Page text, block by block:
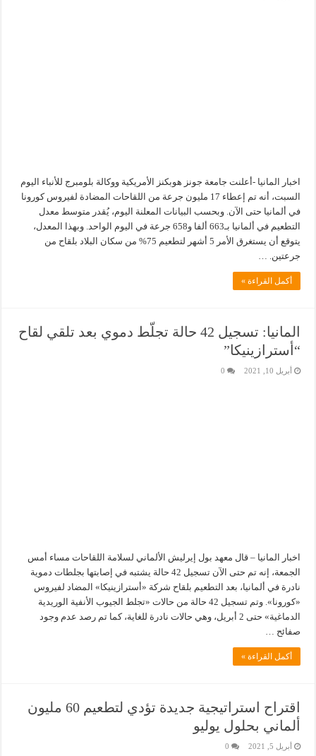
اخبار المانيا -أعلنت جامعة جونز هوبكنز الأمريكية ووكالة بلومبرج للأنباء اليوم
السبت، أنه تم إعطاء 17 مليون جرعة من اللقاحات المضادة لفيروس كورونا
في ألمانيا حتى الآن. وبحسب البيانات المعلنة اليوم، يُقدر متوسط معدل
التطعيم في ألمانيا بـ663 ألفا و658 جرعة في اليوم الواحد. وبهذا المعدل،
يتوقع أن يستغرق الأمر 5 أشهر لتطعيم 75% من سكان البلاد بلقاح من
جرعتين. …
أكمل القراءة »
المانيا: تسجيل 42 حالة تجلّط دموي بعد تلقي لقاح
“أسترازينيكا”
أبريل 10, 2021 0
اخبار المانيا – قال معهد بول إيرليش الألماني لسلامة اللقاحات مساء أمس
الجمعة، إنه تم حتى الآن تسجيل 42 حالة يشتبه في إصابتها بجلطات دموية
نادرة في ألمانيا، بعد التطعيم بلقاح شركة «أسترازينيكا» المضاد لفيروس
«كورونا». وتم تسجيل 42 حالة من حالات «تجلط الجيوب الأنفية الوريدية
الدماغية» حتى 2 أبريل، وهي حالات نادرة للغاية، كما تم رصد عدم وجود
صفائح …
أكمل القراءة »
اقتراح استراتيجية جديدة تؤدي لتطعيم 60 مليون
ألماني بحلول يوليو
أبريل 5, 2021 0